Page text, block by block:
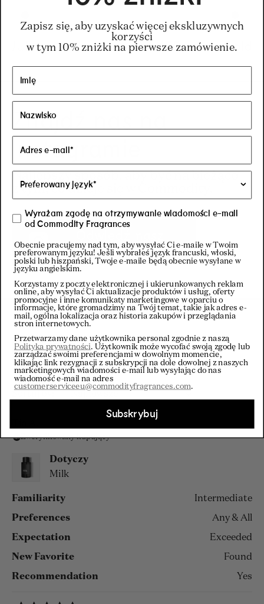
Juice Regular price
34–155euro
Regular price
155€
Regular
34€ Gold
Znajdź nas na
Instagramie
z tym, co dzieje się w Commodity.
Instagram
Filtry
Zweryfikowany kupujący
Dotyczy
Milk
Familiarity Intermediate
Preferences Any & All
Expectation Exceeded
New Favorite Found
Recommendation Yes
Zapisz się, aby uzyskać więcej ekskluzywnych
korzyści
w tym 10% zniżki na pierwsze zamówienie.
Wyrażam zgodę na otrzymywanie wiadomości e-mail
od Commodity Fragrances
Obecnie pracujemy nad tym, aby wysyłać Ci e-maile w Twoim
preferowanym języku! Jeśli wybrałeś język francuski, włoski,
polski lub hiszpański, Twoje e-maile będą obecnie wysyłane w
języku angielskim.
Korzystamy z poczty elektronicznej i ukierunkowanych reklam
online, aby wysyłać Ci aktualizacje produktów i usług, oferty
promocyjne i inne komunikaty marketingowe w oparciu o
informacje, które gromadzimy na Twój temat, takie jak adres e-
mail, ogólna lokalizacja oraz historia zakupów i przeglądania
stron internetowych.
Przetwarzamy dane użytkownika personal zgodnie z naszą
Polityka prywatności. Użytkownik może wycofać swoją zgodę lub
zarządzać swoimi preferencjami w dowolnym momencie,
klikając link rezygnacji z subskrypcji na dole dowolnej z naszych
marketingowych wiadomości e-mail lub wysyłając do nas
wiadomość e-mail na adres
customerserviceeu@commodityfragrances.com.
Subskrybuj